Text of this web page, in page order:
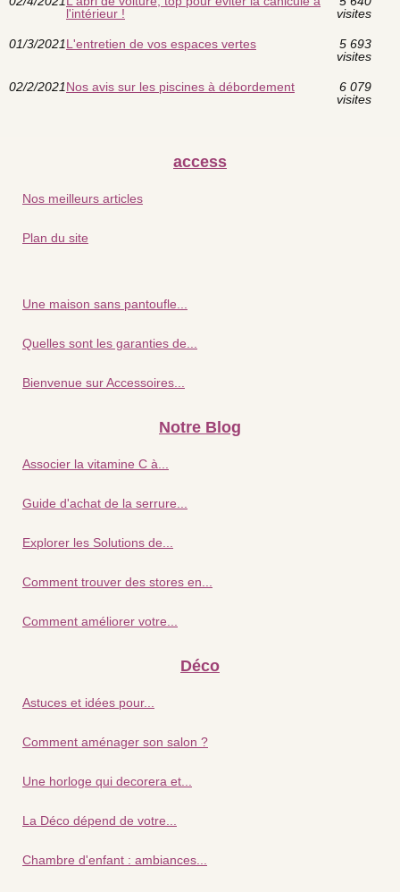
l'intérieur !
visites
01/3/2021L'entretien de vos espaces vertes
5 693
visites
02/2/2021Nos avis sur les piscines à débordement
6 079
visites
access
Nos meilleurs articles
Plan du site
Une maison sans pantoufle...
Quelles sont les garanties de...
Bienvenue sur Accessoires...
Notre Blog
Associer la vitamine C à...
Guide d'achat de la serrure...
Explorer les Solutions de...
Comment trouver des stores en...
Comment améliorer votre...
Déco
Astuces et idées pour...
Comment aménager son salon ?
Une horloge qui decorera et...
La Déco dépend de votre...
Chambre d'enfant : ambiances...